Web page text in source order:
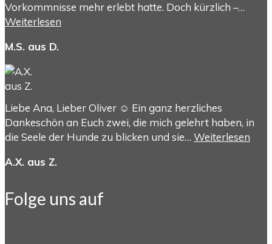
Vorkommnisse mehr erlebt hatte. Doch kürzlich –…
Weiterlesen
M.S. aus D.
Liebe Ana, Lieber Oliver ☺️ Ein ganz herzliches
Dankeschön an Euch zwei, die mich gelehrt haben, in
die Seele der Hunde zu blicken und sie… Weiterlesen
A.X. aus Z.
Folge uns auf